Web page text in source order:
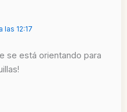
las 12:17
se está orientando para